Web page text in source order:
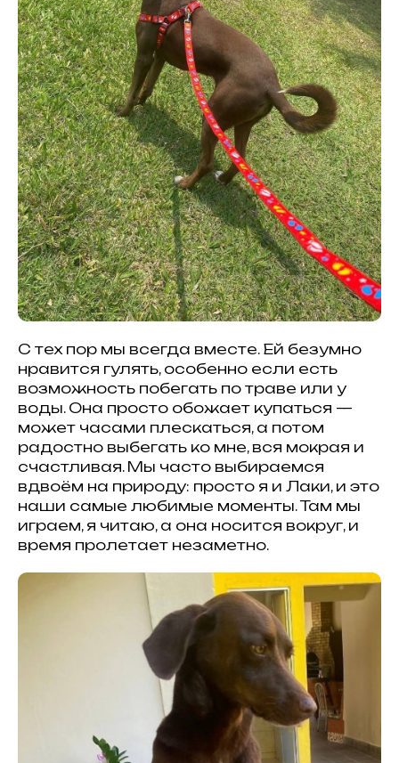
С тех пор мы всегда вместе. Ей безумно
нравится гулять, особенно если есть
возможность побегать по траве или у
воды. Она просто обожает купаться —
может часами плескаться, а потом
радостно выбегать ко мне, вся мокрая и
счастливая. Мы часто выбираемся
вдвоём на природу: просто я и Лаки, и это
наши самые любимые моменты. Там мы
играем, я читаю, а она носится вокруг, и
время пролетает незаметно.